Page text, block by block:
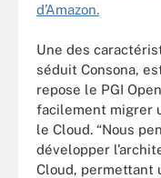
d’Amazon.
Une des
séduit Consona,
repose le PGI
facilement migrer
le Cloud. “Nous
développer
Cloud, permettant